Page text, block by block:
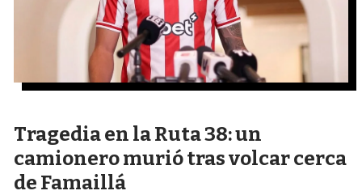
Tragedia en la Ruta 38: un
camionero murió tras volcar cerca
de Famaillá